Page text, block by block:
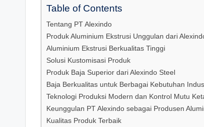
Table of Contents
Tentang PT Alexindo
Produk Aluminium Ekstrusi Unggulan dari
Aluminium Ekstrusi Berkualitas Tinggi
Solusi Kustomisasi Produk
Produk Baja Superior dari Alexindo Steel
Baja Berkualitas untuk Berbagai Kebutuhan
Teknologi Produksi Modern dan Kontrol Mutu
Keunggulan PT Alexindo sebagai Produsen
Kualitas Produk Terbaik